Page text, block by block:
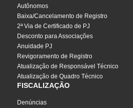
Autônomos
Baixa/Cancelamento de Registro
2ª Via de Certificado de PJ
Desconto para Associações
Anuidade PJ
Revigoramento de Registro
Atualização de Responsável Técnico
Atualização de Quadro Técnico
FISCALIZAÇÃO
Denúncias